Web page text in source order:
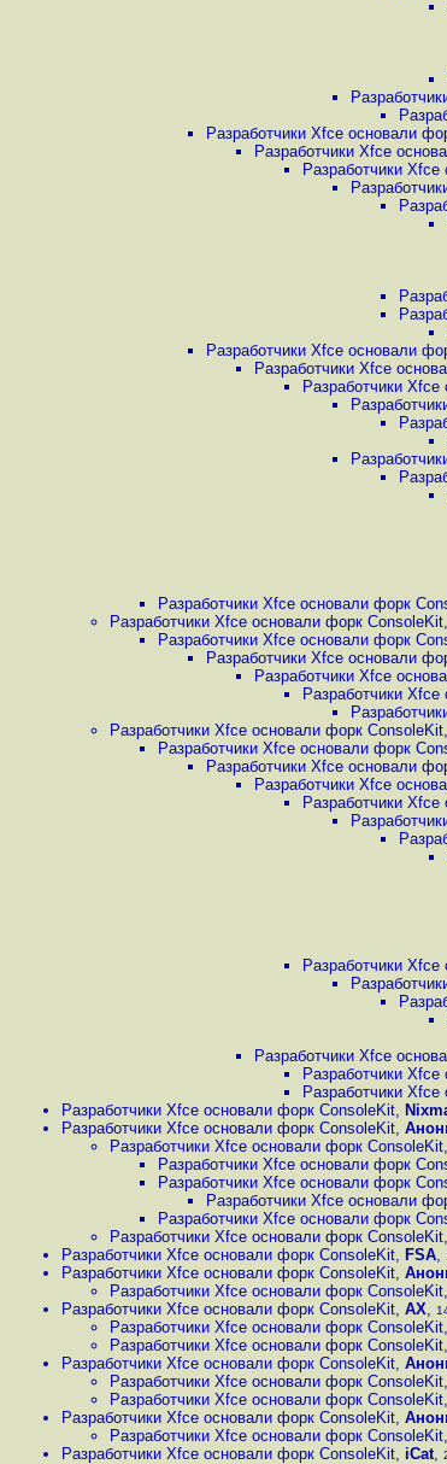
Разработчики Xfce основали
Разработчики Xfce
Разработчики
Разработчики Xfce основали
Разработчики Xfce
Разработчики
Разработчики Xfce основали форк
Разработчики Xfce основали форк ConsoleKit,
Разработчики Xfce основали форк
Разработчики Xfce основали
Разработчики Xfce
Разработчики
Разработчики Xfce основали форк ConsoleKit,
Разработчики Xfce основали форк
Разработчики Xfce основали
Разработчики Xfce
Разработчики
Разработчики
Разработчики Xfce
Разработчики
Разработчики
Разработчики Xfce основали форк ConsoleKit,
Разработчики Xfce основали форк ConsoleKit,
Разработчики Xfce основали форк ConsoleKit,
Разработчики Xfce основали форк
Разработчики Xfce основали форк
Разработчики Xfce основали
Разработчики Xfce основали форк
Разработчики Xfce основали форк ConsoleKit,
Разработчики Xfce основали форк ConsoleKit, FSA,
Разработчики Xfce основали форк ConsoleKit,
Разработчики Xfce основали форк ConsoleKit,
Разработчики Xfce основали форк ConsoleKit, AX,
Разработчики Xfce основали форк ConsoleKit,
Разработчики Xfce основали форк ConsoleKit,
Разработчики Xfce основали форк ConsoleKit,
Разработчики Xfce основали форк ConsoleKit,
Разработчики Xfce основали форк ConsoleKit,
Разработчики Xfce основали форк ConsoleKit,
Разработчики Xfce основали форк ConsoleKit,
Разработчики Xfce основали форк ConsoleKit, iCat,